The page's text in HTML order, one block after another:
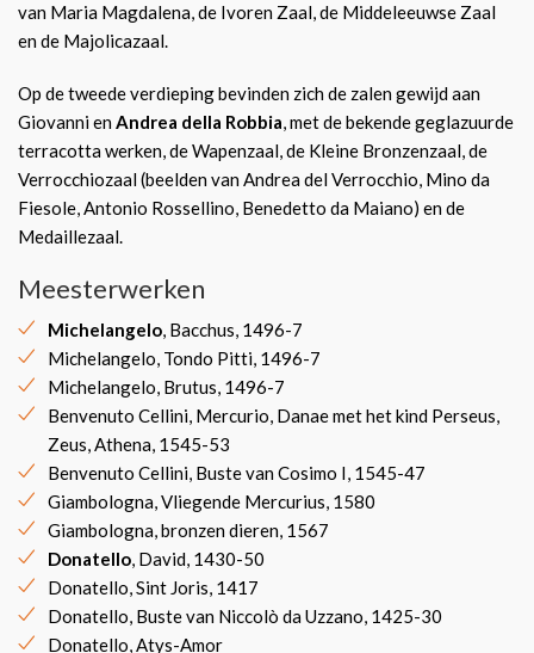
van Maria Magdalena, de Ivoren Zaal, de Middeleeuwse Zaal
en de Majolicazaal.
Op de tweede verdieping bevinden zich de zalen gewijd aan
Giovanni enAndrea della Robbia, met de bekende geglazuurde
terracotta werken, de Wapenzaal, de Kleine Bronzenzaal, de
Verrocchiozaal (beelden van Andrea del Verrocchio, Mino da
Fiesole, Antonio Rossellino, Benedetto da Maiano) en de
Medaillezaal.
Meesterwerken
Michelangelo, Bacchus, 1496-7
Michelangelo, Tondo Pitti, 1496-7
Michelangelo, Brutus, 1496-7
Benvenuto Cellini, Mercurio, Danae met het kind Perseus,
Zeus, Athena, 1545-53
Benvenuto Cellini, Buste van Cosimo I, 1545-47
Giambologna, Vliegende Mercurius, 1580
Giambologna, bronzen dieren, 1567
Donatello, David, 1430-50
Donatello, Sint Joris, 1417
Donatello, Buste van Niccolò da Uzzano, 1425-30
Donatello, Atys-Amor